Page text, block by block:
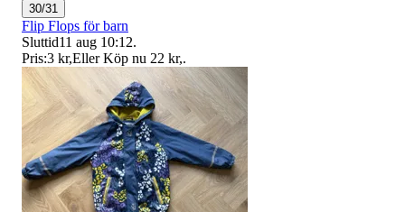
30/31
Flip Flops för barn
Sluttid11 aug 10:12.
Pris:3 kr,Eller Köp nu 22 kr,.